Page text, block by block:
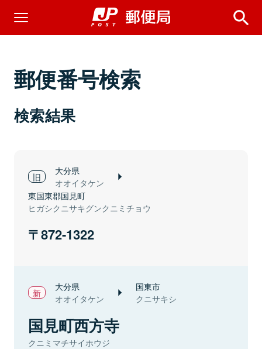
郵便番号検索
検索結果
大分県
オオイタケン
東国東郡国見町
ヒガシクニサキグンクニミチョウ
872-1322
大分県
オオイタケン
国東市
クニサキシ
国見町西方寺
クニミマチサイホウジ